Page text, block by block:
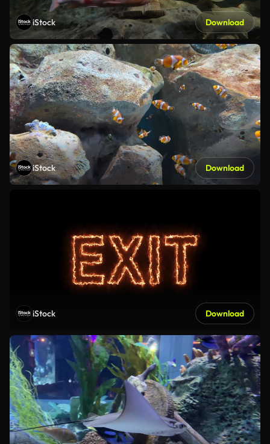
iStock Download
iStock Download
iStock Download